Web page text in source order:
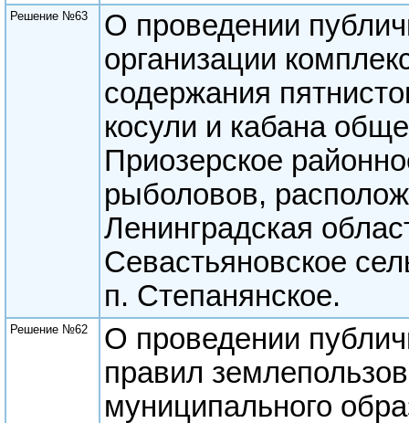
Решение №63
О проведении
организации
содержания
косули и кабана
Приозерское
рыболовов,
Ленинградская
Севастьяновское
п. Степанянское.
Решение №62
О проведении
правил
муниципального